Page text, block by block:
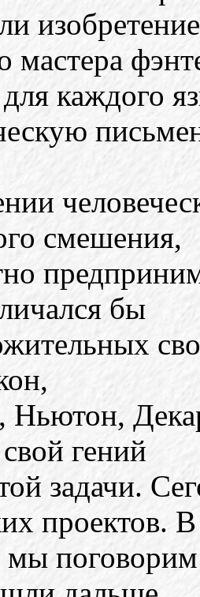
изобретение
мастера
каждого
смешения,
бы
Ньютон,
гений
задачи.
проектов. В
мы